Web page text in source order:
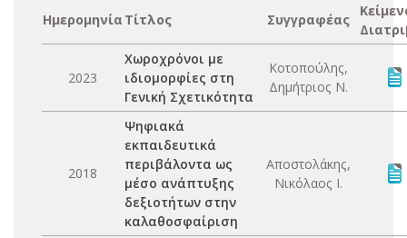
Ημερομηνία Τίτλος Συγγραφέας
2023
Χωροχρόνοι με
ιδιομορφίες στη
Γενική Σχετικότητα
Κοτοπούλης,
Δημήτριος Ν.
2018
Ψηφιακά
εκπαιδευτικά
περιβάλοντα ως
μέσο ανάπτυξης
δεξιοτήτων στην
καλαθοσφαίριση
Αποστολάκης,
Νικόλαος Ι.